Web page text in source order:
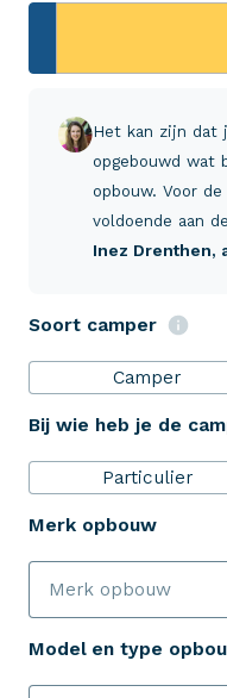
Het kan zijn dat
opgebouwd wat
opbouw. Voor
voldoende aan
Inez Drenthen,
Soort camper
Camper
Bij wie heb je de
Particulier
Merk opbouw
Model en type
+31 (0)523
Verzekeringen
Over Aveco
Bereken je
Schade melden